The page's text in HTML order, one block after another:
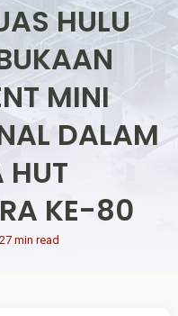
HULU
MINI
DALAM
HUT
KE-80
27 min read